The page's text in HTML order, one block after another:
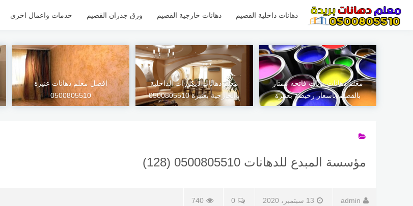
المحتوى
دهانات داخلية القصيم دهانات خارجية القصيم ورق جدران القصيم خدمات واعمال اخرى
معلم دهانات بويات فاتحه ممتاز
بالقصيم بأسعار رخيصة بعنيزة
معلم دهانات ديكورات الداخلية
والخارجية بعنيزة 0500805510
افضل معلم دهانات عنيزة
0500805510
مؤسسة المبدع للدهانات 0500805510 (128)
admin 13 سبتمبر، 2020 0
740